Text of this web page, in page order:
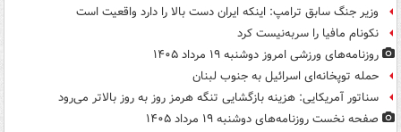
وزیر جنگ سابق ترامپ: اینکه ایران دست بالا را دارد واقعیت است
نکونام مافیا را سربه‌نیست کرد
روزنامه‌های ورزشی امروز دوشنبه ۱۹ مرداد ۱۴۰۵
حمله توپخانه‌ای اسرائیل به جنوب لبنان
سناتور آمریکایی: هزینه بازگشایی تنگه هرمز روز به روز بالاتر می‌رود
صفحه نخست روزنامه‌های دوشنبه ۱۹ مرداد ۱۴۰۵